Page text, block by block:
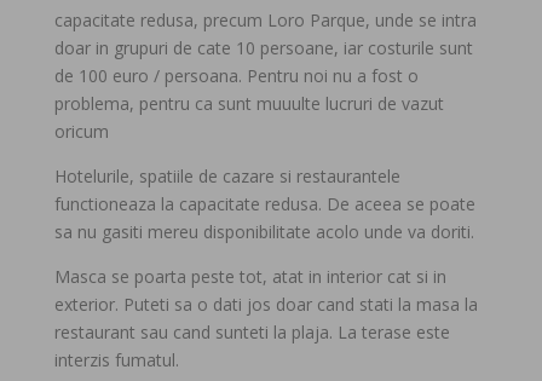
capacitate redusa, precum Loro Parque, unde se intra
doar in grupuri de cate 10 persoane, iar costurile sunt
de 100 euro / persoana. Pentru noi nu a fost o
problema, pentru ca sunt muuulte lucruri de vazut
oricum
Hotelurile, spatiile de cazare si restaurantele
functioneaza la capacitate redusa. De aceea se poate
sa nu gasiti mereu disponibilitate acolo unde va doriti.
Masca se poarta peste tot, atat in interior cat si in
exterior. Puteti sa o dati jos doar cand stati la masa la
restaurant sau cand sunteti la plaja. La terase este
interzis fumatul.